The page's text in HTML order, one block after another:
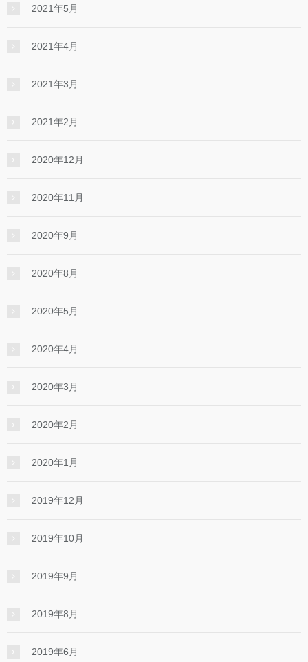
2021年5月
2021年4月
2021年3月
2021年2月
2020年12月
2020年11月
2020年9月
2020年8月
2020年5月
2020年4月
2020年3月
2020年2月
2020年1月
2019年12月
2019年10月
2019年9月
2019年8月
2019年6月